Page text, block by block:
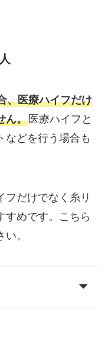
、医療ハイフだけ
ん。医療ハイフと
などを行う場合も
フだけでなく糸リ
すめです。こちら
。